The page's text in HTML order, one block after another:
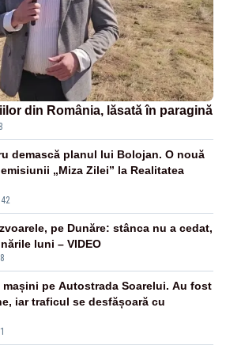
din România, lăsată în paragină
demască planul lui Bolojan. O nouă
„Miza Zilei” la Realitatea
pe Dunăre: stânca nu a cedat,
luni – VIDEO
pe Autostrada Soarelui. Au fost
iar traficul se desfășoară cu